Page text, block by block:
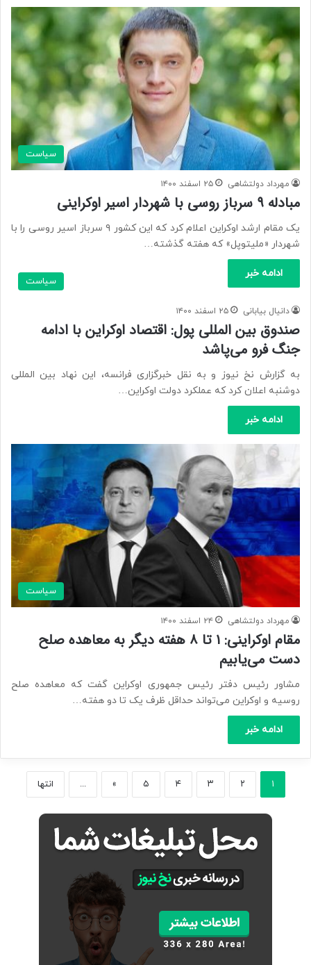
سیاست
مهرداد دولتشاهی ۲۵ اسفند ۱۴۰۰
مبادله ۹ سرباز روسی با شهردار اسیر اوکراینی
یک مقام ارشد اوکراین اعلام کرد که این کشور ۹ سرباز اسیر روسی را با
شهردار «ملیتوپل» که هفته گذشته…
ادامه خبر
سیاست
دانیال بیابانی ۲۵ اسفند ۱۴۰۰
صندوق بین المللی پول: اقتصاد اوکراین با ادامه
جنگ فرو می‌پاشد
به گزارش نخ نیوز و به نقل خبرگزاری فرانسه، این نهاد بین المللی
دوشنبه اعلان کرد که عملکرد دولت اوکراین…
ادامه خبر
سیاست
مهرداد دولتشاهی ۲۴ اسفند ۱۴۰۰
مقام اوکراینی: ۱ تا ۸ هفته دیگر به معاهده صلح
دست می‌یابیم
مشاور رئیس دفتر رئیس جمهوری اوکراین گفت که معاهده صلح
روسیه و اوکراین می‌تواند حداقل ظرف یک تا دو هفته…
ادامه خبر
۱ ۲ ۳ ۴ ۵ »
... انتها